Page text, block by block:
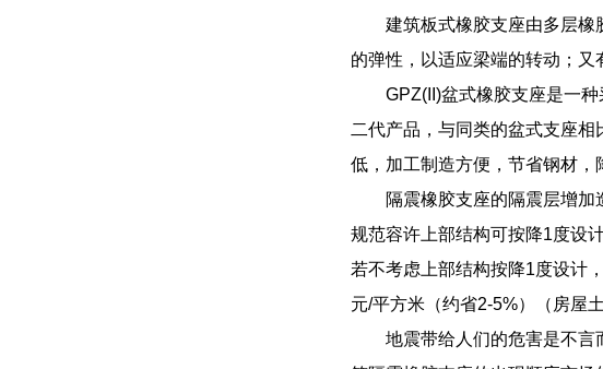
建筑板式橡胶支座由多层
的弹性，以适应梁端的转动；又
GPZ(II)盆式橡胶支座是一
二代产品，与同类的盆式支座
低，加工制造方便，节省钢材，
隔震橡胶支座的隔震层增
规范容许上部结构可按降1度设
若不考虑上部结构按降1度设计
元/平方米（约省2-5%）（房屋
地震带给人们的危害是不言